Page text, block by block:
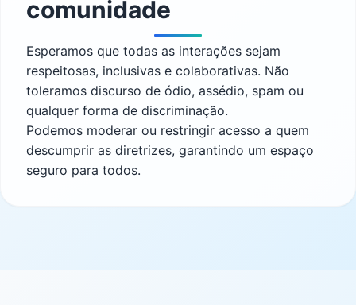
comunidade
Esperamos que todas as interações sejam
respeitosas, inclusivas e colaborativas. Não
toleramos discurso de ódio, assédio, spam ou
qualquer forma de discriminação.
Podemos moderar ou restringir acesso a quem
descumprir as diretrizes, garantindo um espaço
seguro para todos.